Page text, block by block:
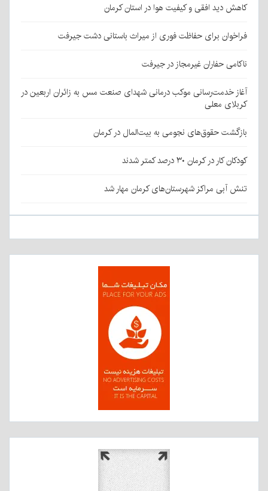
کاهش دید افقی و کیفیت هوا در استان کرمان
فراخوان برای حفاظت فوری از میراث باستانی دشت جیرفت
ناکامی حفاران غیرمجاز در جیرفت
آغاز خدمت‌رسانی موکب درمانی شهدای صنعت مس به زائران اربعین در
کربلای معلی
بازگشت حقوق‌های نجومی به بیت‌المال در کرمان
کودکان کار در کرمان ۳۰ درصد کمتر شدند
تنش آبی مراکز شهرستان‌های کرمان مهار شد